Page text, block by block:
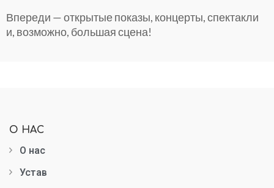
Впереди — открытые показы, концерты, спектакли
и, возможно, большая сцена!
О НАС
О нас
Устав